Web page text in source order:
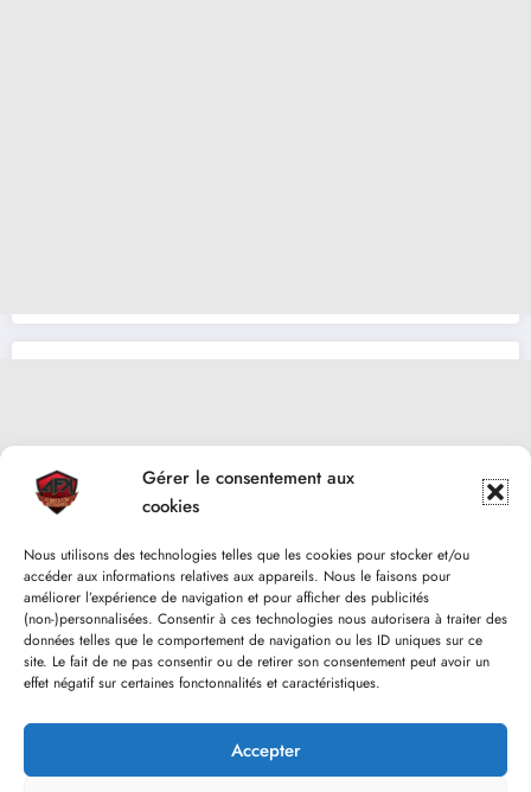
Gérer le consentement aux
cookies
Nous utilisons des technologies telles que les cookies pour stocker et/ou
accéder aux informations relatives aux appareils. Nous le faisons pour
améliorer l’expérience de navigation et pour afficher des publicités
(non-)personnalisées. Consentir à ces technologies nous autorisera à traiter des
données telles que le comportement de navigation ou les ID uniques sur ce
site. Le fait de ne pas consentir ou de retirer son consentement peut avoir un
effet négatif sur certaines fonctonnalités et caractéristiques.
Accepter